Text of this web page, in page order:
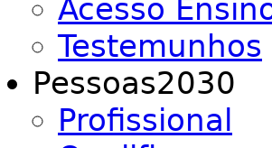
Acesso
Testemunhos
Pessoas2030
Profissional